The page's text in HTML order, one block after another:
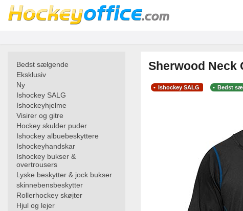
Bedst sælgende
Eksklusiv
Ny
Ishockey SALG
Ishockeyhjelme
Visirer og gitre
Hockey skulder puder
Ishockey albuebeskyttere
Ishockeyhandskar
Ishockey bukser &
overtrousers
Lyske beskytter & jock bukser
skinnebensbeskytter
Rollerhockey skøjter
Hjul og lejer
Sherwood Neck
Ishockey SALG Bedst